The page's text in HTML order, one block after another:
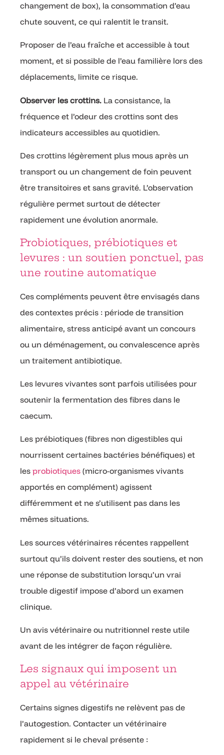
changement de box), la consommation d’eau
chute souvent, ce qui ralentit le transit.
Proposer de l’eau fraîche et accessible à tout
moment, et si possible de l’eau familière lors des
déplacements, limite ce risque.
Observer les crottins. La consistance, la
fréquence et l’odeur des crottins sont des
indicateurs accessibles au quotidien.
Des crottins légèrement plus mous après un
transport ou un changement de foin peuvent
être transitoires et sans gravité. L’observation
régulière permet surtout de détecter
rapidement une évolution anormale.
Probiotiques, prébiotiques et
levures : un soutien ponctuel, pas
une routine automatique
Ces compléments peuvent être envisagés dans
des contextes précis : période de transition
alimentaire, stress anticipé avant un concours
ou un déménagement, ou convalescence après
un traitement antibiotique.
Les levures vivantes sont parfois utilisées pour
soutenir la fermentation des fibres dans le
caecum.
Les prébiotiques (fibres non digestibles qui
nourrissent certaines bactéries bénéfiques) et
les probiotiques (micro-organismes vivants
apportés en complément) agissent
différemment et ne s’utilisent pas dans les
mêmes situations.
Les sources vétérinaires récentes rappellent
surtout qu’ils doivent rester des soutiens, et non
une réponse de substitution lorsqu’un vrai
trouble digestif impose d’abord un examen
clinique.
Un avis vétérinaire ou nutritionnel reste utile
avant de les intégrer de façon régulière.
Les signaux qui imposent un
appel au vétérinaire
Certains signes digestifs ne relèvent pas de
l’autogestion. Contacter un vétérinaire
rapidement si le cheval présente :